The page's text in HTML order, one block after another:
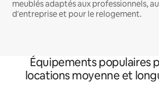
meublés adaptés aux professionnels,
d'entreprise et pour le relogement.
Équipements populaires
locations moyenne et